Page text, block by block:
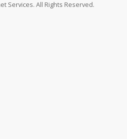
Services. All Rights Reserved.